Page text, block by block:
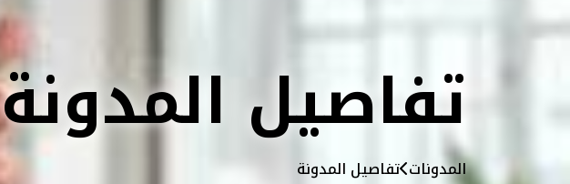
تفاصيل المدونة
المدونات تفاصيل المدونة